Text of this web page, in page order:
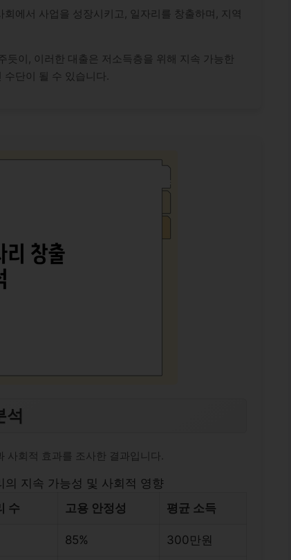
에서 사업을 성장시키고, 일자리를 창출하며, 지역
이, 이러한 대출은 저소득층을 위해 지속 가능한
단이 될 수 있습니다.
회적 효과를 조사한 결과입니다.
의 지속 가능성 및 사회적 영향
수 고용 안정성 평균 소득
85% 300만원